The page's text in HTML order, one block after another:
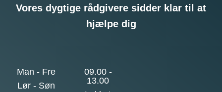
Vores dygtige rådgivere sidder klar til at
hjælpe dig
Man - Fre
Lør - Søn
09.00 -
13.00